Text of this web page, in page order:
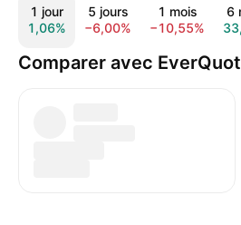
1 jour
1,06%
5 jours
−6,00%
1 mois
−10,55%
6
Comparer avec